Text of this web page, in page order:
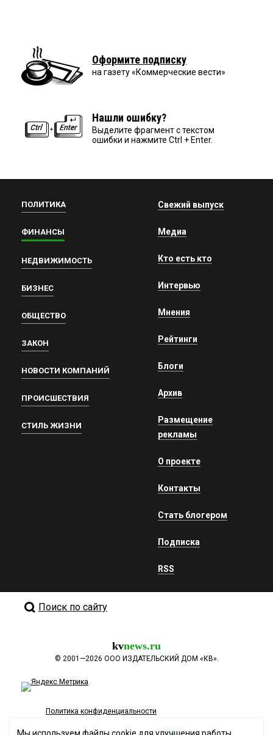
Оформите подписку
на газету «Коммерческие вести»
Нашли ошибку?
Выделите фрагмент с текстом
ошибки и нажмите Ctrl + Enter.
ПОЛИТИКА
ФИНАНСЫ
НЕДВИЖИМОСТЬ
БИЗНЕС
ОБЩЕСТВО
ЗАКОН
НОВОСТИ КОМПАНИЙ
ПРОИСШЕСТВИЯ
СТИЛЬ ЖИЗНИ
Свежий выпуск
Медиа
Кто есть кто
Интервью
Мнения
Рейтинги
Блоги
Архив
Размещение
рекламы
О проекте
Контакты
Стать блогером
Подписка
RSS
Поиск по сайту
kvnews.ru
© 2001—2026 ООО ИЗДАТЕЛЬСКИЙ ДОМ «КВ».
Политика конфиденциальности